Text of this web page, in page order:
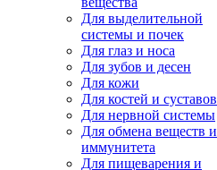
Для выделительной
системы и почек
Для глаз и носа
Для зубов и десен
Для кожи
Для костей и суставов
Для нервной системы
Для обмена веществ и
иммунитета
Для пищеварения и